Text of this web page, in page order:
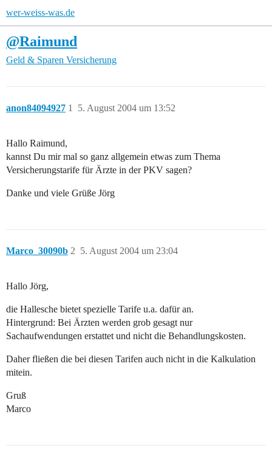
wer-weiss-was.de
@Raimund
Geld & Sparen Versicherung
anon84094927 5. August 2004 um 13:52
1
Hallo Raimund,
kannst Du mir mal so ganz allgemein etwas zum Thema
Versicherungstarife für Ärzte in der PKV sagen?
Danke und viele Grüße Jörg
Marco_30090b 5. August 2004 um 23:04
2
Hallo Jörg,
die Hallesche bietet spezielle Tarife u.a. dafür an.
Hintergrund: Bei Ärzten werden grob gesagt nur
Sachaufwendungen erstattet und nicht die Behandlungskosten.
Daher fließen die bei diesen Tarifen auch nicht in die Kalkulation
mitein.
Gruß
Marco